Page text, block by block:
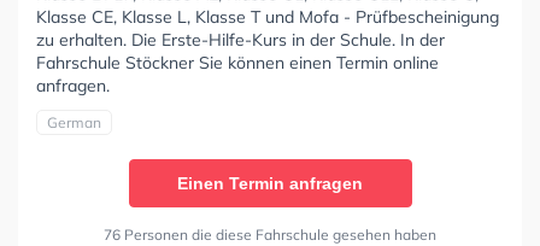
Klasse CE, Klasse L, Klasse T und Mofa - Prüfbescheinigung
zu erhalten. Die Erste-Hilfe-Kurs in der Schule. In der
Fahrschule Stöckner Sie können einen Termin online
anfragen.
German
Einen Termin anfragen
76 Personen die diese Fahrschule gesehen haben